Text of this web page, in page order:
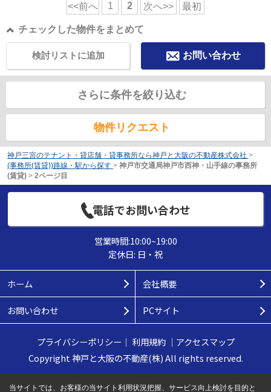
<<前へ 1 2 次へ>> 最初
チェックした物件をまとめて
お問い合わせ
検討リストに追加
さらに条件を絞り込む
物件リクエスト
神戸三宮のテナント・貸店舗・貸事務所なら神戸と大阪の不動産株式会社 >
(事務所(賃貸))路線・駅から探す > 神戸市交通局神戸市西神・山手線の事務所
(賃貸) > 2ページ目
電話でお問い合わせ
営業時間:10:00~19:00
定休日: 日・祝
ホーム 会社概要
お問い合わせ PCサイト
プライバシーポリシー ｜ 利用規約｜ アクセスマップ
Copyright 神戸と大阪の不動産(株) All rights reserved.
当サイトでは、お客様の当サイト利用状況把握、サービス向上検討を目的と